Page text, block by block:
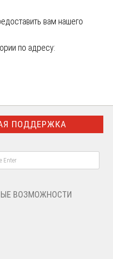
вам нашего
по адресу:
ПОДДЕРЖКА
ВОЗМОЖНОСТИ